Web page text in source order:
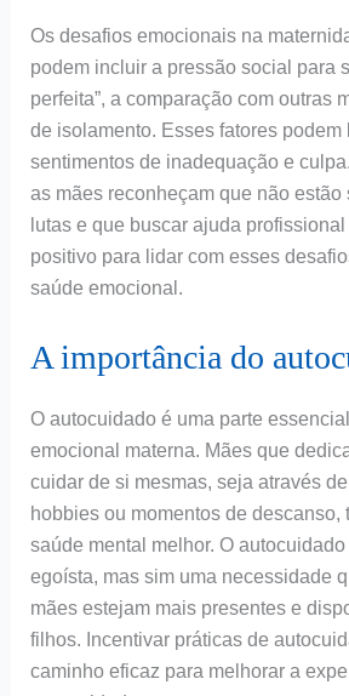
Os desafios emocionais na
podem incluir a pressão social para
perfeita”, a comparação com outras
de isolamento. Esses fatores podem
sentimentos de inadequação e
as mães reconheçam que não estão
lutas e que buscar ajuda
positivo para lidar com esses
saúde emocional.
A importância do
O autocuidado é uma parte
emocional materna. Mães que
cuidar de si mesmas, seja através
hobbies ou momentos de descanso,
saúde mental melhor. O
egoísta, mas sim uma necessidade
mães estejam mais presentes e
filhos. Incentivar práticas de
caminho eficaz para melhorar a